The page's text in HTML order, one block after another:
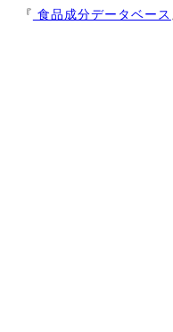
『 食品成分データベース